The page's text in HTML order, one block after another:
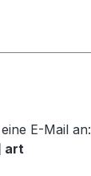
E-Mail an:
art